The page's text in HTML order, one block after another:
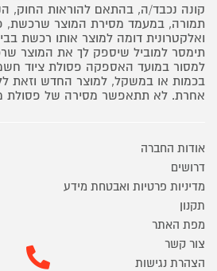
קונה נכבד/ה, בהתאם להוראות החוק,
תמורה, במעמד מסירת המוצר שרכשת,
ואלקטרונית דומה למוצר אותו רכשת
תימסר למוביל שיספק לך את המוצר
למסור במועד האספקה פסולת ציוד
בכמות או במשקל, למוצר החדש וזאת
אחרת. לא תתאפשר מסירה של פסולת
אודות החברה
דרושים
מדיניות פרטיות ואבטחת מידע
תקנון
מפת האתר
צור קשר
הצהרת נגישות